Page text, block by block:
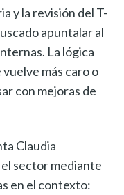
y la revisión del T-
apuntalar al
La lógica
más caro o
con mejoras de
Claudia
sector mediante
en el contexto: